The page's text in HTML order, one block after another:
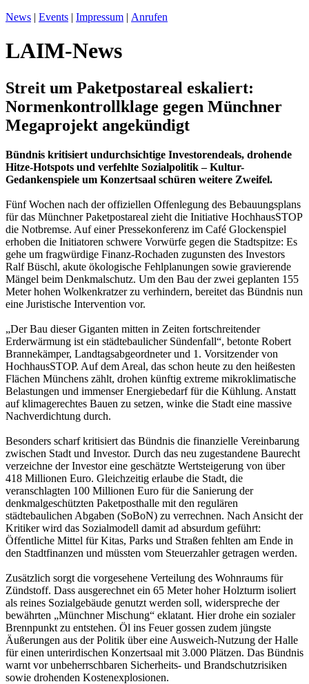
News | Events | Impressum | Anrufen
LAIM-News
Streit um Paketpostareal eskaliert:
Normenkontrollklage gegen Münchner
Megaprojekt angekündigt
Bündnis kritisiert undurchsichtige Investorendeals, drohende
Hitze-Hotspots und verfehlte Sozialpolitik – Kultur-
Gedankenspiele um Konzertsaal schüren weitere Zweifel.
Fünf Wochen nach der offiziellen Offenlegung des Bebauungsplans
für das Münchner Paketpostareal zieht die Initiative HochhausSTOP
die Notbremse. Auf einer Pressekonferenz im Café Glockenspiel
erhoben die Initiatoren schwere Vorwürfe gegen die Stadtspitze: Es
gehe um fragwürdige Finanz-Rochaden zugunsten des Investors
Ralf Büschl, akute ökologische Fehlplanungen sowie gravierende
Mängel beim Denkmalschutz. Um den Bau der zwei geplanten 155
Meter hohen Wolkenkratzer zu verhindern, bereitet das Bündnis nun
eine Juristische Intervention vor.
„Der Bau dieser Giganten mitten in Zeiten fortschreitender
Erderwärmung ist ein städtebaulicher Sündenfall“, betonte Robert
Brannekämper, Landtagsabgeordneter und 1. Vorsitzender von
HochhausSTOP. Auf dem Areal, das schon heute zu den heißesten
Flächen Münchens zählt, drohen künftig extreme mikroklimatische
Belastungen und immenser Energiebedarf für die Kühlung. Anstatt
auf klimagerechtes Bauen zu setzen, winke die Stadt eine massive
Nachverdichtung durch.
Besonders scharf kritisiert das Bündnis die finanzielle Vereinbarung
zwischen Stadt und Investor. Durch das neu zugestandene Baurecht
verzeichne der Investor eine geschätzte Wertsteigerung von über
418 Millionen Euro. Gleichzeitig erlaube die Stadt, die
veranschlagten 100 Millionen Euro für die Sanierung der
denkmalgeschützten Paketposthalle mit den regulären
städtebaulichen Abgaben (SoBoN) zu verrechnen. Nach Ansicht der
Kritiker wird das Sozialmodell damit ad absurdum geführt:
Öffentliche Mittel für Kitas, Parks und Straßen fehlten am Ende in
den Stadtfinanzen und müssten vom Steuerzahler getragen werden.
Zusätzlich sorgt die vorgesehene Verteilung des Wohnraums für
Zündstoff. Dass ausgerechnet ein 65 Meter hoher Holzturm isoliert
als reines Sozialgebäude genutzt werden soll, widerspreche der
bewährten „Münchner Mischung“ eklatant. Hier drohe ein sozialer
Brennpunkt zu entstehen. Öl ins Feuer gossen zudem jüngste
Äußerungen aus der Politik über eine Ausweich-Nutzung der Halle
für einen unterirdischen Konzertsaal mit 3.000 Plätzen. Das Bündnis
warnt vor unbeherrschbaren Sicherheits- und Brandschutzrisiken
sowie drohenden Kostenexplosionen.